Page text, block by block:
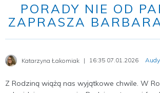
PORADY NIE OD
ZAPRASZA
Katarzyna Łakomiak 16:35 07.01.2026
Z Rodziną wiążą nas wyjątkowe chwile. W